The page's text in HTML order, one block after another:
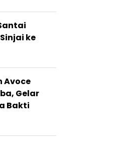
ke
Avoce
Gelar
Bakti